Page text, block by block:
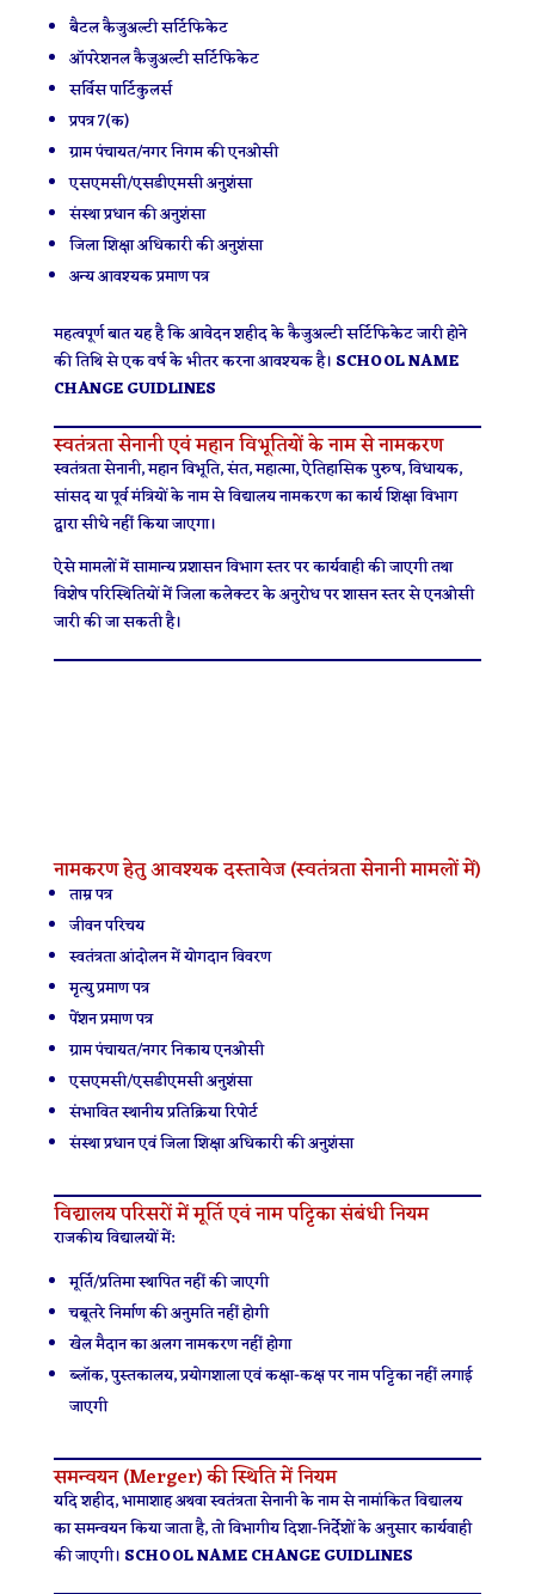
बैटल कैजुअल्टी सर्टिफिकेट
ऑपरेशनल कैजुअल्टी सर्टिफिकेट
सर्विस पार्टिकुलर्स
प्रपत्र 7(क)
ग्राम पंचायत/नगर निगम की एनओसी
एसएमसी/एसडीएमसी अनुशंसा
संस्था प्रधान की अनुशंसा
जिला शिक्षा अधिकारी की अनुशंसा
अन्य आवश्यक प्रमाण पत्र
महत्वपूर्ण बात यह है कि आवेदन शहीद के कैजुअल्टी सर्टिफिकेट जारी होने
की तिथि से एक वर्ष के भीतर करना आवश्यक है। SCHOOL NAME
CHANGE GUIDLINES
स्वतंत्रता सेनानी एवं महान विभूतियों के नाम से नामकरण
स्वतंत्रता सेनानी, महान विभूति, संत, महात्मा, ऐतिहासिक पुरुष, विधायक,
सांसद या पूर्व मंत्रियों के नाम से विद्यालय नामकरण का कार्य शिक्षा विभाग
द्वारा सीधे नहीं किया जाएगा।
ऐसे मामलों में सामान्य प्रशासन विभाग स्तर पर कार्यवाही की जाएगी तथा
विशेष परिस्थितियों में जिला कलेक्टर के अनुरोध पर शासन स्तर से एनओसी
जारी की जा सकती है।
नामकरण हेतु आवश्यक दस्तावेज (स्वतंत्रता सेनानी मामलों में)
ताम्र पत्र
जीवन परिचय
स्वतंत्रता आंदोलन में योगदान विवरण
मृत्यु प्रमाण पत्र
पेंशन प्रमाण पत्र
ग्राम पंचायत/नगर निकाय एनओसी
एसएमसी/एसडीएमसी अनुशंसा
संभावित स्थानीय प्रतिक्रिया रिपोर्ट
संस्था प्रधान एवं जिला शिक्षा अधिकारी की अनुशंसा
विद्यालय परिसरों में मूर्ति एवं नाम पट्टिका संबंधी नियम
राजकीय विद्यालयों में:
मूर्ति/प्रतिमा स्थापित नहीं की जाएगी
चबूतरे निर्माण की अनुमति नहीं होगी
खेल मैदान का अलग नामकरण नहीं होगा
ब्लॉक, पुस्तकालय, प्रयोगशाला एवं कक्षा-कक्ष पर नाम पट्टिका नहीं लगाई
जाएगी
समन्वयन (Merger) की स्थिति में नियम
यदि शहीद, भामाशाह अथवा स्वतंत्रता सेनानी के नाम से नामांकित विद्यालय
का समन्वयन किया जाता है, तो विभागीय दिशा-निर्देशों के अनुसार कार्यवाही
की जाएगी। SCHOOL NAME CHANGE GUIDLINES